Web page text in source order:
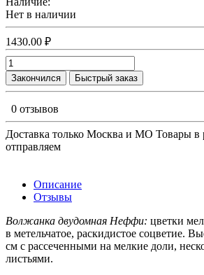
Нет в наличии
1430.00 ₽
Закончился Быстрый заказ
0 отзывов
Доставка только Москва и МО Товары в
отправляем
Описание
Отзывы
Волжанка двудомная Неффи: цветки
в метельчатое, раскидистое соцветие.
см с рассеченными на мелкие доли,
листьями.